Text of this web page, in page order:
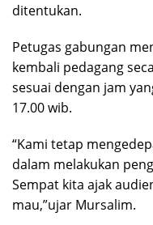
ditentukan.
Petugas gabungan
kembali pedagang
sesuai dengan jam
17.00 wib.
“Kami tetap
dalam melakukan
Sempat kita ajak
mau,”ujar Mursalim.